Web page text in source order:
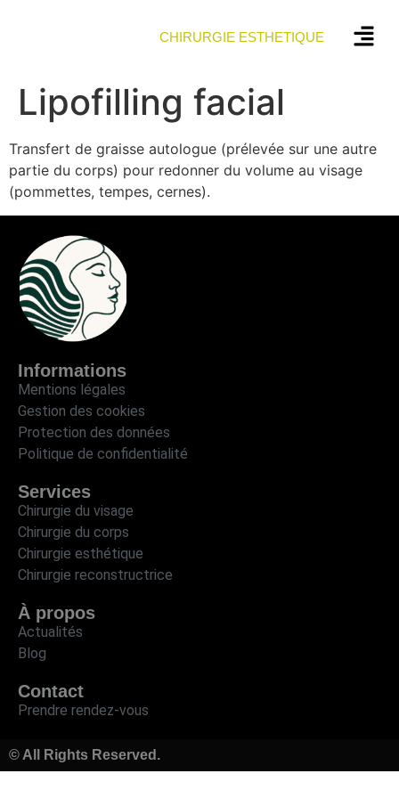
CHIRURGIE ESTHETIQUE
Lipofilling facial
Transfert de graisse autologue (prélevée sur une autre
partie du corps) pour redonner du volume au visage
(pommettes, tempes, cernes).
Informations
Mentions légales
Gestion des cookies
Protection des données
Politique de confidentialité
Services
Chirurgie du visage
Chirurgie du corps
Chirurgie esthétique
Chirurgie reconstructrice
À propos
Actualités
Blog
Contact
Prendre rendez-vous
© All Rights Reserved.